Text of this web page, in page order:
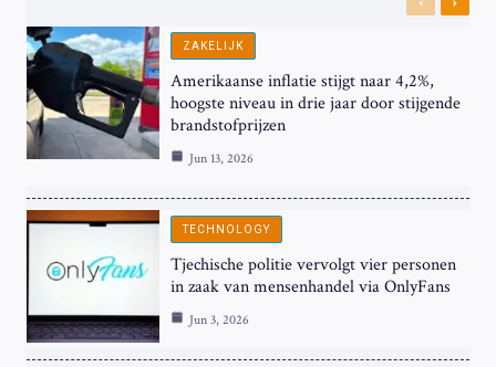
Previous
Next
ZAKELIJK
Amerikaanse inflatie stijgt naar 4,2%,
hoogste niveau in drie jaar door stijgende
brandstofprijzen
Jun 13, 2026
TECHNOLOGY
Tjechische politie vervolgt vier personen
in zaak van mensenhandel via OnlyFans
Jun 3, 2026